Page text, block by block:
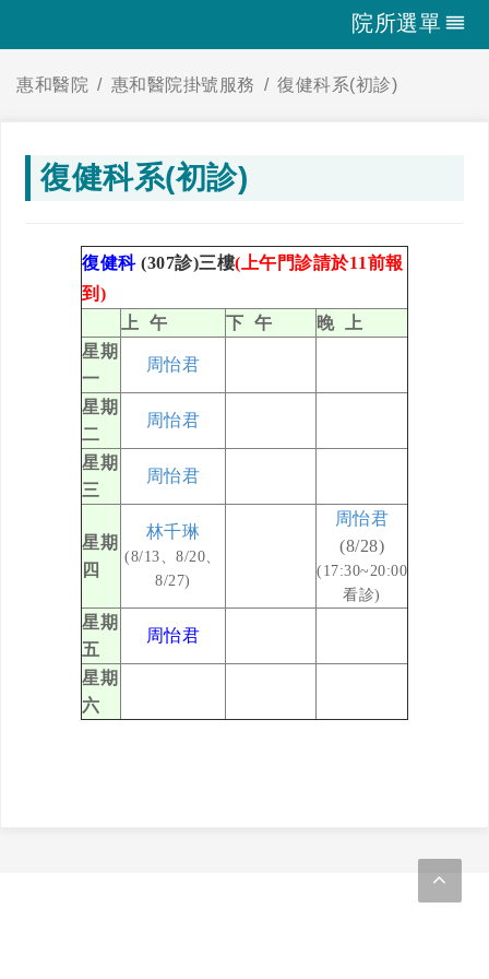
院所選單
惠和醫院 惠和醫院掛號服務 復健科系(初診)
復健科系(初診)
復健科(307診)三樓(上午門診請於11前報
到)
上 午
下 午
晚 上
星期
一
周怡君
星期
二
周怡君
星期
三
周怡君
星期
四
林千琳
(8/13、8/20、
8/27)
周怡君
(8/28)
(17:30~20:00
看診)
星期
五
周怡君
星期
六